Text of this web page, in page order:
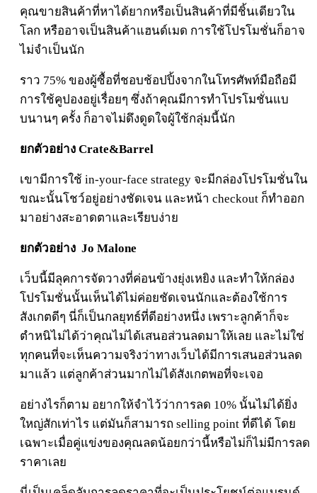
คุณขายสินค้าที่หาได้ยากหรือเป็นสินค้าที่มีชิ้นเดียวใน
โลก หรืออาจเป็นสินค้าแฮนด์เมด การใช้โปรโมชั่นก็อาจ
ไม่จำเป็นนัก
ราว 75% ของผู้ซื้อที่ชอบช้อปปิ้งจากในโทรศัพท์มือถือมี
การใช้คูปองอยู่เรื่อยๆ ซึ่งถ้าคุณมีการทำโปรโมชั่นแบ
บนานๆ ครั้ง ก็อาจไม่ดึงดูดใจผู้ใช้กลุ่มนี้นัก
ยกตัวอย่าง Crate&Barrel
เขามีการใช้ in-your-face strategy จะมีกล่องโปรโมชั่นใน
ขณะนั้นโชว์อยู่อย่างชัดเจน และหน้า checkout ก็ทำออก
มาอย่างสะอาดตาและเรียบง่าย
ยกตัวอย่าง Jo Malone
เว็บนี้มีลุคการจัดวางที่ค่อนข้างยุ่งเหยิง และทำให้กล่อง
โปรโมชั่นนั้นเห็นได้ไม่ค่อยชัดเจนนักและต้องใช้การ
สังเกตดีๆ นี่ก็เป็นกลยุทธ์ที่ดีอย่างหนึ่ง เพราะลูกค้าก็จะ
ตำหนิไม่ได้ว่าคุณไม่ได้เสนอส่วนลดมาให้เลย และไม่ใช่
ทุกคนที่จะเห็นความจริงว่าทางเว็บได้มีการเสนอส่วนลด
มาแล้ว แต่ลูกค้าส่วนมากไม่ได้สังเกตพอที่จะเจอ
อย่างไรก็ตาม อยากให้จำไว้ว่าการลด 10% นั้นไม่ได้ยิ่ง
ใหญ่สักเท่าไร แต่มันก็สามารถ selling point ที่ดีได้ โดย
เฉพาะเมื่อคู่แข่งของคุณลดน้อยกว่านี้หรือไม่ก็ไม่มีการลด
ราคาเลย